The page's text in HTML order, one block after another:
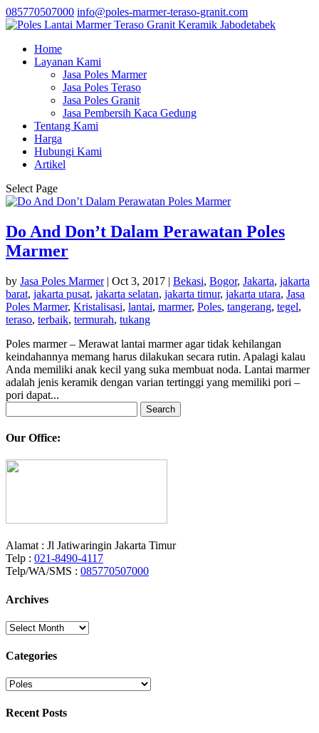
085770507000 info@poles-marmer-teraso-granit.com
Home
Layanan Kami
Jasa Poles Marmer
Jasa Poles Teraso
Jasa Poles Granit
Jasa Pembersih Kaca Gedung
Tentang Kami
Harga
Hubungi Kami
Artikel
Select Page
Do And Don’t Dalam Perawatan Poles
Marmer
by Jasa Poles Marmer| Oct 3, 2017 | Bekasi, Bogor, Jakarta, jakarta
barat, jakarta pusat, jakarta selatan, jakarta timur, jakarta utara, Jasa
Poles Marmer, Kristalisasi, lantai, marmer, Poles, tangerang, tegel,
teraso, terbaik, termurah, tukang
Poles marmer – Merawat lantai marmer agar tidak kehilangan
keindahannya memang harus dilakukan secara rutin. Apalagi kalau
Anda memiliki anak kecil yang suka membuat noda. Lantai marmer
adalah jenis keramik dengan varian tertinggi yang memiliki pori –
pori dapat...
for:
Our Office:
Alamat : Jl Jatiwaringin Jakarta Timur
Telp : 021-8490-4117
Telp/WA/SMS : 085770507000
Archives
Archives
Categories
Categories
Recent Posts